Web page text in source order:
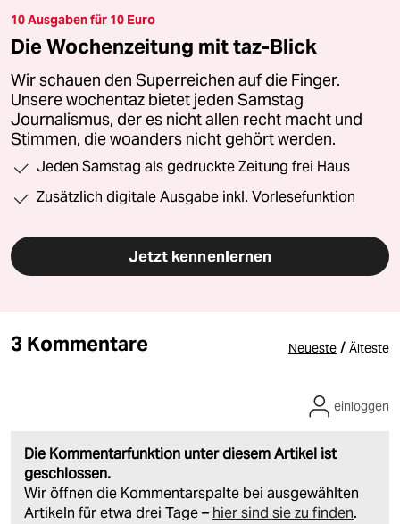
10 Ausgaben für 10 Euro
Die Wochenzeitung mit taz-Blick
Wir schauen den Superreichen auf die Finger.
Unsere wochentaz bietet jeden Samstag
Journalismus, der es nicht allen recht macht und
Stimmen, die woanders nicht gehört werden.
Jeden Samstag als gedruckte Zeitung frei Haus
Zusätzlich digitale Ausgabe inkl. Vorlesefunktion
Jetzt kennenlernen
3 Kommentare Neueste / Älteste
Die Kommentarfunktion unter diesem Artikel ist
geschlossen.
Wir öffnen die Kommentarspalte bei ausgewählten
Artikeln für etwa drei Tage – hier sind sie zu finden.
einloggen